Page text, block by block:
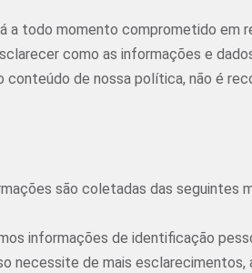
a todo momento comprometido em
como as informações e
de nossa política, não é
são coletadas das seguintes
informações de identificação
necessite de mais